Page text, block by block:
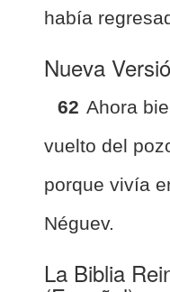
había
Nueva
62 Ahora
vuelto del
porque vivía
Néguev.
La Biblia